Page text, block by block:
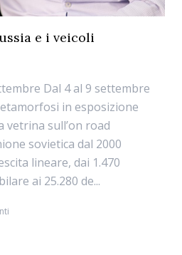
e i veicoli
Dal 4 al 9 settembre
in esposizione
vetrina sull’on road
sovietica dal 2000
lineare, dai 1.470
ai 25.280 de...